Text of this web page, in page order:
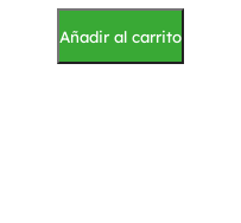
Añadir al carrito